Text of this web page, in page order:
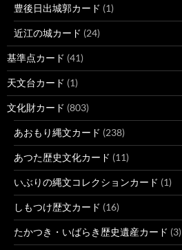
豊後日出城郭カード (1)
近江の城カード (24)
基準点カード (41)
天文台カード (1)
文化財カード (803)
あおもり縄文カード (238)
あつた歴史文化カード (11)
いぶりの縄文コレクションカード (1)
しもつけ歴文カード (16)
たかつき・いばらき歴史遺産カード (3)